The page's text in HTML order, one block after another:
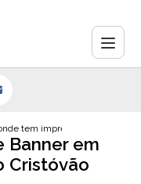
em lona
tem impressao de banner
Banner em
Cristóvão